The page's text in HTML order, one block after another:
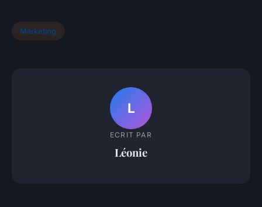
Marketing
L
ECRIT PAR
Léonie